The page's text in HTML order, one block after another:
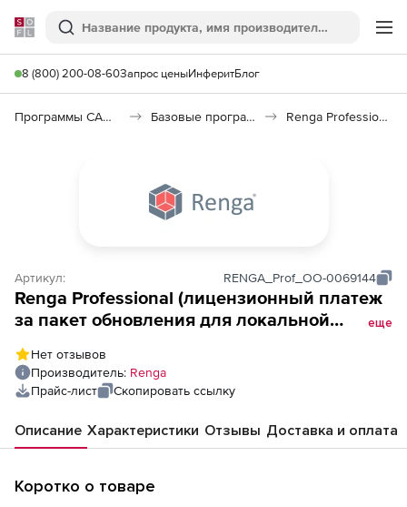
Softline
Поиск
8 (800) 200-08-60Запрос ценыИнферитБлог
Программы САПР и ГИС Базовые программы Renga Professional
Артикул: RENGA_Prof_ОО-0069144
Renga Professional (лицензионный платеж
за пакет обновления для локальной
еще
Нет отзывов
Производитель: Renga
Прайс-лист
Скопировать ссылку
Описание Характеристики Отзывы Доставка и оплата
Коротко о товаре